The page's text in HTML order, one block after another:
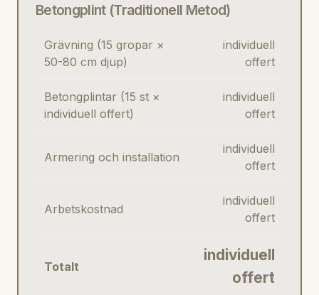
Betongplint (Traditionell Metod)
Grävning (15 gropar ×
50-80 cm djup)
individuell
offert
Betongplintar (15 st ×
individuell offert)
individuell
offert
Armering och installation
individuell
offert
Arbetskostnad
individuell
offert
Totalt
individuell
offert